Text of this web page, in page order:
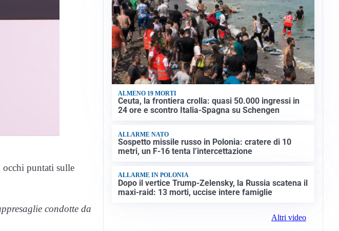
puntati sulle
condotte da
ALMENO 19 MORTI
Ceuta, la frontiera crolla: quasi 50.000 ingressi in
24 ore e scontro Italia-Spagna su Schengen
ALLARME NATO
Sospetto missile russo in Polonia: cratere di 10
metri, un F-16 tenta l’intercettazione
ALLARME IN POLONIA
Dopo il vertice Trump-Zelensky, la Russia scatena il
maxi-raid: 13 morti, uccise intere famiglie
Altri video